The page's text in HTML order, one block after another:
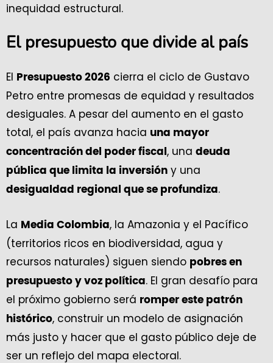
inequidad estructural.
El presupuesto que divide al país
El Presupuesto 2026 cierra el ciclo de Gustavo
Petro entre promesas de equidad y resultados
desiguales. A pesar del aumento en el gasto
total, el país avanza hacia una mayor
concentración del poder fiscal , una deuda
pública que limita la inversión y una
desigualdad regional que se profundiza.
La Media Colombia, la Amazonia y el Pacífico
(territorios ricos en biodiversidad, agua y
recursos naturales) siguen siendo pobres en
presupuesto y voz política. El gran desafío para
el próximo gobierno será romper este patrón
histórico, construir un modelo de asignación
más justo y hacer que el gasto público deje de
ser un reflejo del mapa electoral.